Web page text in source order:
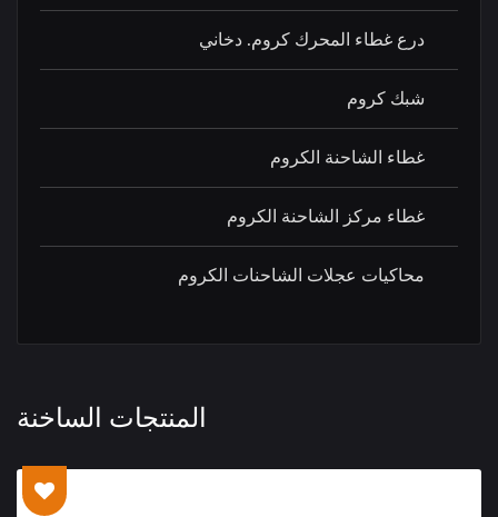
درع غطاء المحرك كروم. دخاني
شبك كروم
غطاء الشاحنة الكروم
غطاء مركز الشاحنة الكروم
محاكيات عجلات الشاحنات الكروم
المنتجات الساخنة